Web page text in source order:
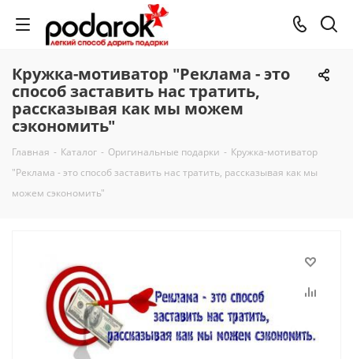
Кружка-мотиватор "Реклама - это
способ заставить нас тратить,
рассказывая как мы можем
сэкономить"
Главная - Каталог - Оригинальные подарки - Кружка-мотиватор
"Реклама - это способ заставить нас тратить, рассказывая как мы
можем сэкономить"